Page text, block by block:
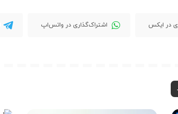
در ایکس اشتراک‌گذاری در واتس‌اپ